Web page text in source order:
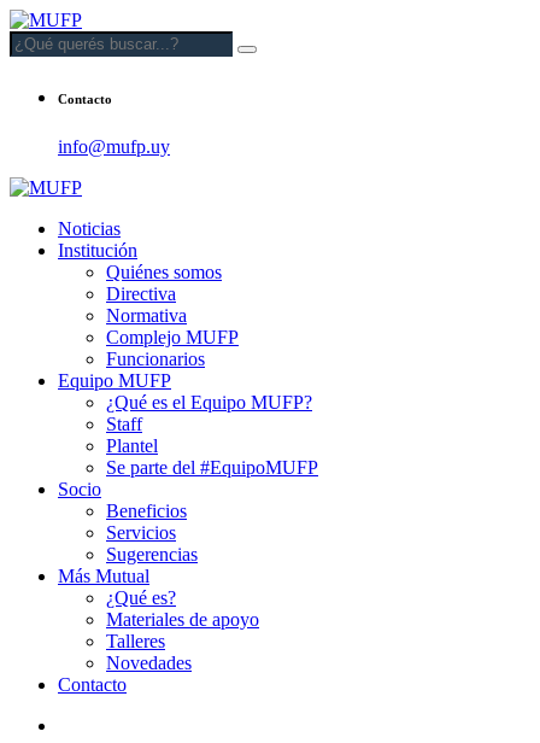
Contacto
info@mufp.uy
Noticias
Institución
Quiénes somos
Directiva
Normativa
Complejo MUFP
Funcionarios
Equipo MUFP
¿Qué es el Equipo MUFP?
Staff
Plantel
Se parte del #EquipoMUFP
Socio
Beneficios
Servicios
Sugerencias
Más Mutual
¿Qué es?
Materiales de apoyo
Talleres
Novedades
Contacto